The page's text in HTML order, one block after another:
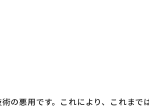
の悪用です。これにより、これまで